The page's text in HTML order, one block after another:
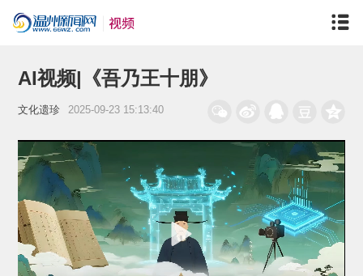
AI视频|《吾乃王十朋》
文化遗珍 2025-09-23 15:13:40